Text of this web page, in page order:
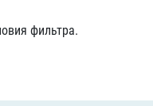
фильтра.